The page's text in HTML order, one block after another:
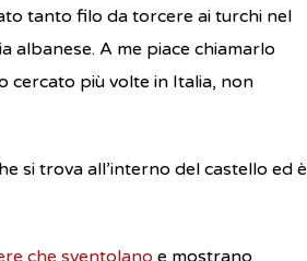
tanto filo da torcere ai turchi nel
albanese. A me piace chiamarlo
cercato più volte in Italia, non
si trova all’interno del castello ed è
che sventolano e mostrano